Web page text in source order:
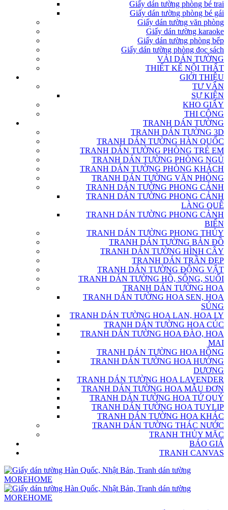
Giấy dán tường phòng bé trai
Giấy dán tường phòng bé gái
Giấy dán tường văn phòng
Giấy dán tường karaoke
Giấy dán tường phòng bếp
Giấy dán tường phòng đọc sách
VẢI DÁN TƯỜNG
THIẾT KẾ NỘI THẤT
GIỚI THIỆU
TƯ VẤN
SỰ KIỆN
KHO GIẤY
THI CÔNG
TRANH DÁN TƯỜNG
TRANH DÁN TƯỜNG 3D
TRANH DÁN TƯỜNG HÀN QUỐC
TRANH DÁN TƯỜNG PHÒNG TRẺ EM
TRANH DÁN TƯỜNG PHÒNG NGỦ
TRANH DÁN TƯỜNG PHÒNG KHÁCH
TRANH DÁN TƯỜNG VĂN PHÒNG
TRANH DÁN TƯỜNG PHONG CẢNH
TRANH DÁN TƯỜNG PHONG CẢNH
LÀNG QUÊ
TRANH DÁN TƯỜNG PHONG CẢNH
BIỂN
TRANH DÁN TƯỜNG PHONG THỦY
TRANH DÁN TƯỜNG BẢN ĐỒ
TRANH DÁN TƯỜNG HÌNH CÂY
TRANH DÁN TRẦN ĐẸP
TRANH DÁN TƯỜNG ĐỘNG VẬT
TRANH DÁN TƯỜNG HỒ, SÔNG, SUỐI
TRANH DÁN TƯỜNG HOA
TRANH DÁN TƯỜNG HOA SEN, HOA
SÚNG
TRANH DÁN TƯỜNG HOA LAN, HOA LY
TRANH DÁN TƯỜNG HOA CÚC
TRANH DÁN TƯỜNG HOA ĐÀO, HOA
MAI
TRANH DÁN TƯỜNG HOA HỒNG
TRANH DÁN TƯỜNG HOA HƯỚNG
DƯƠNG
TRANH DÁN TƯỜNG HOA LAVENDER
TRANH DÁN TƯỜNG HOA MẪU ĐƠN
TRANH DÁN TƯỜNG HOA TỨ QUÝ
TRANH DÁN TƯỜNG HOA TUYLIP
TRANH DÁN TƯỜNG HOA KHÁC
TRANH DÁN TƯỜNG THÁC NƯỚC
TRANH THỦY MẶC
BÁO GIÁ
TRANH CANVAS